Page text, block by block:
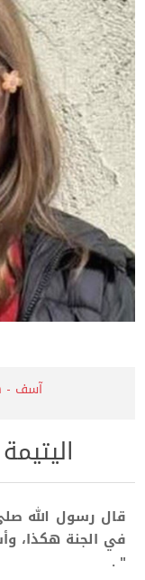
آسف -
اليتيمة -
قال رسول الله
في الجنة هكذا،
" .